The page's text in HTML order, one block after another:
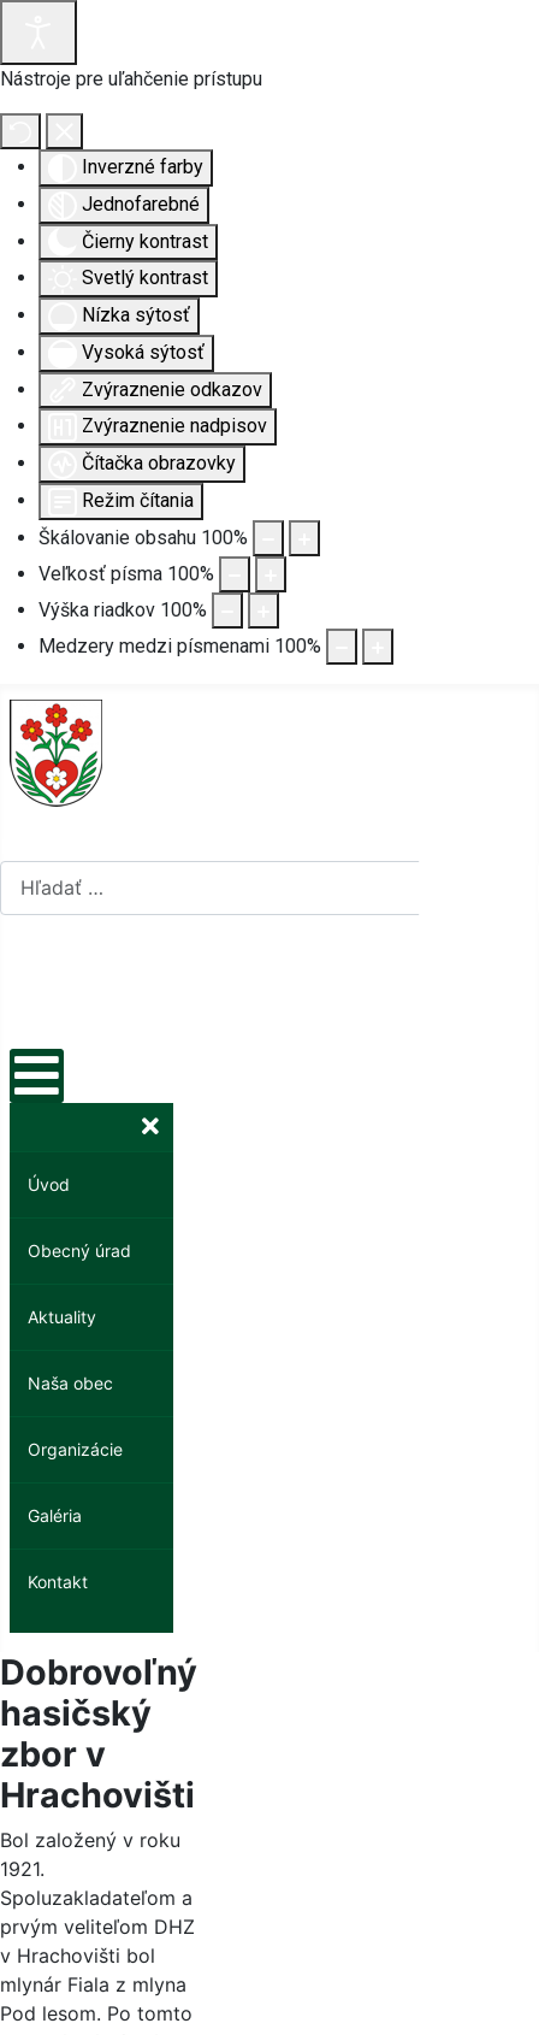
Nástroje pre uľahčenie prístupu
Inverzné farby
Jednofarebné
Čierny kontrast
Svetlý kontrast
Nízka sýtosť
Vysoká sýtosť
Zvýraznenie odkazov
Zvýraznenie nadpisov
Čítačka obrazovky
Režim čítania
Škálovanie obsahu 100%
Veľkosť písma 100%
Výška riadkov 100%
Medzery medzi písmenami 100%
Úvod
Obecný úrad
Aktuality
Naša obec
Organizácie
Galéria
Kontakt
Dobrovoľný
hasičský
zbor v
Hrachovišti
Bol založený v roku
1921.
Spoluzakladateľom a
prvým veliteľom DHZ
v Hrachovišti bol
mlynár Fiala z mlyna
Pod lesom. Po tomto